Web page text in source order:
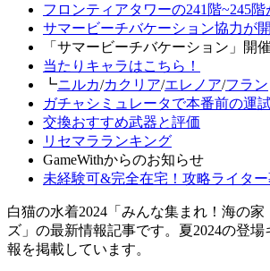
フロンティアタワーの241階~245階
サマービーチバケーション協力が開
「サマービーチバケーション」開催
当たりキャラはこちら！
┗ニルカ/カクリア/エレノア/フラン
ガチャシミュレータで本番前の運試
交換おすすめ武器と評価
リセマラランキング
GameWithからのお知らせ
未経験可&完全在宅！攻略ライター
白猫の水着2024「みんな集まれ！海の
ズ」の最新情報記事です。夏2024の登
報を掲載しています。